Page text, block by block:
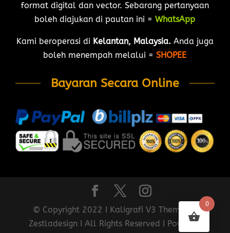
format digital dan vector. Sebarang pertanyaan
boleh diajukan di pautan ini =WhatsApp
Kami beroperasi di Kelantan, Malaysia. Anda juga
boleh menempah melalui =SHOPEE
Bayaran Secara Online
© Copyright 2022 I Kaligrafi V3 Theme by
Zestladesign I All Rights Reserved I Powered
0